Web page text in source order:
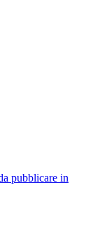
pubblicare in